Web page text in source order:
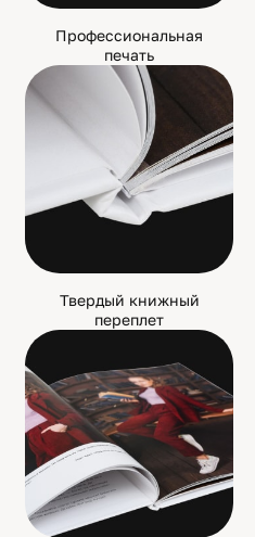
Профессиональная
печать
Твердый книжный
переплет